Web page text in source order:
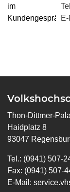
Thon-Dittmer-
Haidplatz 8
93047
Tel.: (0941) 507-
Fax: (0941) 507-
E-Mail: